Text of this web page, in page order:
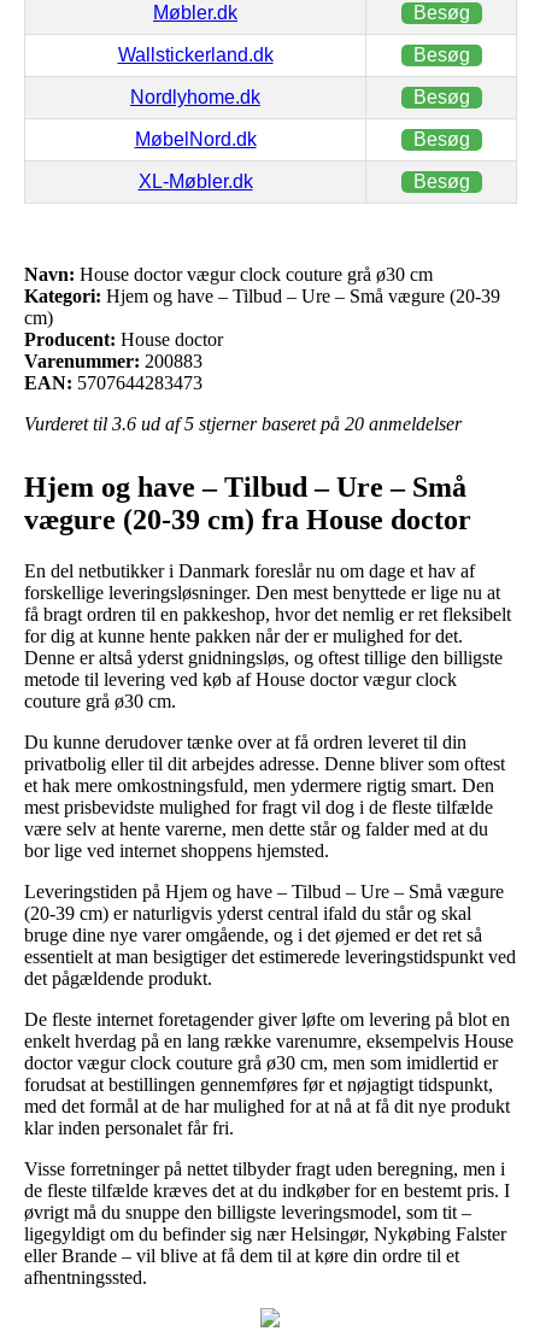
Møbler.dk Besøg
Wallstickerland.dk Besøg
Nordlyhome.dk Besøg
MøbelNord.dk Besøg
XL-Møbler.dk Besøg
Navn: House doctor vægur clock couture grå ø30 cm
Kategori: Hjem og have – Tilbud – Ure – Små vægure (20-39
cm)
Producent: House doctor
Varenummer: 200883
EAN: 5707644283473
Vurderet til 3.6 ud af 5 stjerner baseret på 20 anmeldelser
Hjem og have – Tilbud – Ure – Små
vægure (20-39 cm) fra House doctor
En del netbutikker i Danmark foreslår nu om dage et hav af
forskellige leveringsløsninger. Den mest benyttede er lige nu at
få bragt ordren til en pakkeshop, hvor det nemlig er ret fleksibelt
for dig at kunne hente pakken når der er mulighed for det.
Denne er altså yderst gnidningsløs, og oftest tillige den billigste
metode til levering ved køb af House doctor vægur clock
couture grå ø30 cm.
Du kunne derudover tænke over at få ordren leveret til din
privatbolig eller til dit arbejdes adresse. Denne bliver som oftest
et hak mere omkostningsfuld, men ydermere rigtig smart. Den
mest prisbevidste mulighed for fragt vil dog i de fleste tilfælde
være selv at hente varerne, men dette står og falder med at du
bor lige ved internet shoppens hjemsted.
Leveringstiden på Hjem og have – Tilbud – Ure – Små vægure
(20-39 cm) er naturligvis yderst central ifald du står og skal
bruge dine nye varer omgående, og i det øjemed er det ret så
essentielt at man besigtiger det estimerede leveringstidspunkt ved
det pågældende produkt.
De fleste internet foretagender giver løfte om levering på blot en
enkelt hverdag på en lang række varenumre, eksempelvis House
doctor vægur clock couture grå ø30 cm, men som imidlertid er
forudsat at bestillingen gennemføres før et nøjagtigt tidspunkt,
med det formål at de har mulighed for at nå at få dit nye produkt
klar inden personalet får fri.
Visse forretninger på nettet tilbyder fragt uden beregning, men i
de fleste tilfælde kræves det at du indkøber for en bestemt pris. I
øvrigt må du snuppe den billigste leveringsmodel, som tit –
ligegyldigt om du befinder sig nær Helsingør, Nykøbing Falster
eller Brande – vil blive at få dem til at køre din ordre til et
afhentningssted.